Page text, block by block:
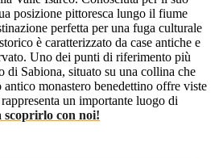
posizione pittoresca lungo il fiume
perfetta per una fuga culturale
è caratterizzato da case antiche e
Uno dei punti di riferimento più
di Sabiona, situato su una collina che
monastero benedettino offre viste
un importante luogo di
scoprirlo con noi!